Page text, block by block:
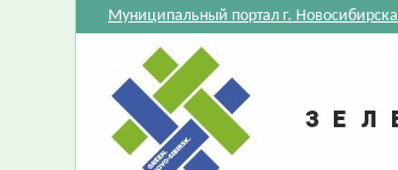
Муниципальный портал г. Новосибирска